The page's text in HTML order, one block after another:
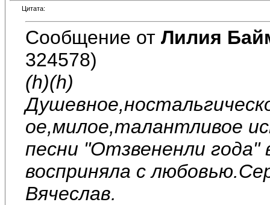
Цитата:
Сообщение от Лилия
324578)
(h)(h)
ое,милое,талантливое
песни "Отзвененли года"
восприняла с
Вячеслав.